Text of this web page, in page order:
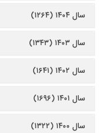
سال ۱۴۰۴ (۱۲۶۴)
سال ۱۴۰۳ (۱۳۴۳)
سال ۱۴۰۲ (۱۶۴۱)
سال ۱۴۰۱ (۱۶۹۶)
سال ۱۴۰۰ (۱۳۲۲)